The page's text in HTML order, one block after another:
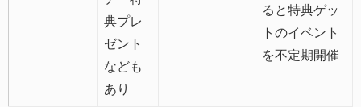
典プレ
ゼント
なども
あり
ると特典ゲッ
トのイベント
を不定期開催